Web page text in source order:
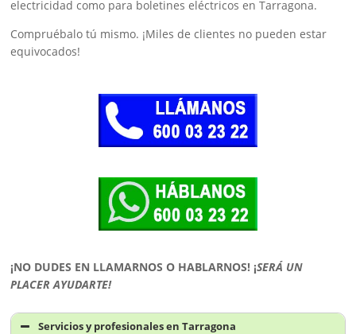
electricidad como para boletines eléctricos en Tarragona.
Compruébalo tú mismo. ¡Miles de clientes no pueden estar
equivocados!
¡NO DUDES EN LLAMARNOS O HABLARNOS! ¡SERÁ UN
PLACER AYUDARTE!
Servicios y profesionales en Tarragona